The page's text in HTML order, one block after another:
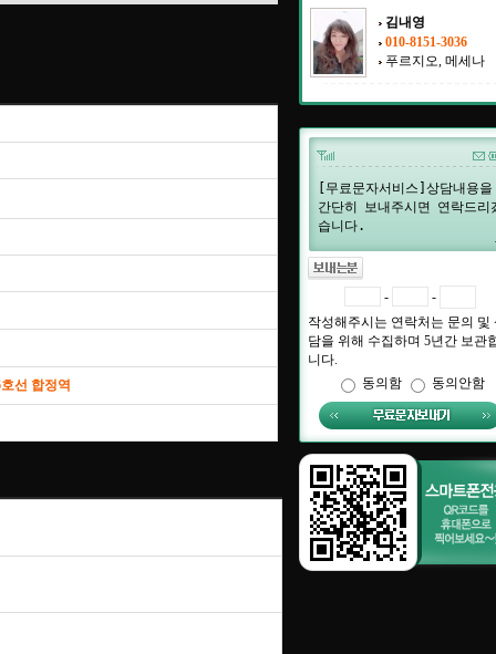
선 합정역
김내영
010-8151-3036
푸르지오, 메세나
-
-
작성해주시는 연락처는 문의 및
담을 위해 수집하며 5년간 보관
니다.
동의함
동의안함